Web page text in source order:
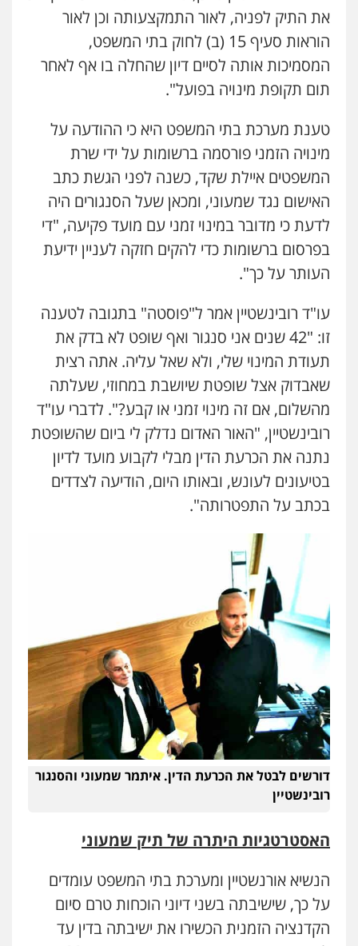
את התיק לפניה, לאור התמקצעותה וכן לאור
הוראות סעיף 15 (ב) לחוק בתי המשפט,
המסמיכות אותה לסיים דיון שהחלה בו אף לאחר
תום תקופת מינויה בפועל".
טענת מערכת בתי המשפט היא כי ההודעה על
מינויה הזמני פורסמה ברשומות על ידי שרת
המשפטים איילת שקד, כשנה לפני הגשת כתב
האישום נגד שמעוני, ומכאן שעל הסנגורים היה
לדעת כי מדובר במינוי זמני עם מועד פקיעה, "די
בפרסום ברשומות כדי להקים חזקה לעניין ידיעת
העותר על כך".
עו"ד רובינשטיין אמר ל"פוסטה" בתגובה לטענה
זו: "42 שנים אני סנגור ואף שופט לא בדק את
תעודת המינוי שלי, ולא שאל עליה. אתה רצית
שאבדוק אצל שופטת שיושבת במחוזי, שעלתה
מהשלום, אם זה מינוי זמני או קבע?". לדברי עו"ד
רובינשטיין, "האור האדום נדלק לי ביום שהשופטת
נתנה את הכרעת הדין מבלי לקבוע מועד לדיון
בטיעונים לעונש, ובאותו היום, הודיעה לצדדים
בכתב על התפטרותה".
דורשים לבטל את הכרעת הדין. איתמר שמעוני והסנגור
רובינשטיין
האסטרטגיות היתרה של תיק שמעוני
הנשיא אורנשטיין ומערכת בתי המשפט עומדים
על כך, שישיבתה בשני דיוני הוכחות טרם סיום
הקדנציה הזמנית הכשירו את ישיבתה בדין עד